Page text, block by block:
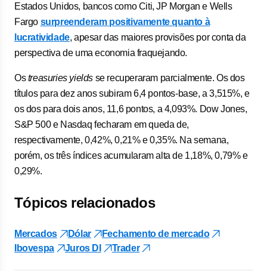
Estados Unidos, bancos como Citi, JP Morgan e Wells
Fargo surpreenderam positivamente quanto à
lucratividade, apesar das maiores provisões por conta da
perspectiva de uma economia fraquejando.
Ostreasuries yields se recuperaram parcialmente. Os dos
títulos para dez anos subiram 6,4 pontos-base, a 3,515%, e
os dos para dois anos, 11,6 pontos, a 4,093%. Dow Jones,
S&P 500 e Nasdaq fecharam em queda de,
respectivamente, 0,42%, 0,21% e 0,35%. Na semana,
porém, os três índices acumularam alta de 1,18%, 0,79% e
0,29%.
Tópicos relacionados
Mercados Dólar
Fechamento de mercado
Ibovespa
Juros DI Trader